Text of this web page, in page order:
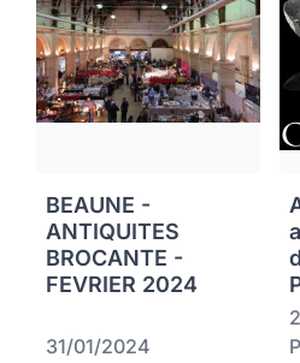
BEAUNE -
ANTIQUITES
BROCANTE -
FEVRIER 2024
31/01/2024